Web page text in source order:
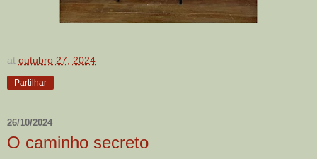
at outubro 27, 2024
Partilhar
26/10/2024
O caminho secreto